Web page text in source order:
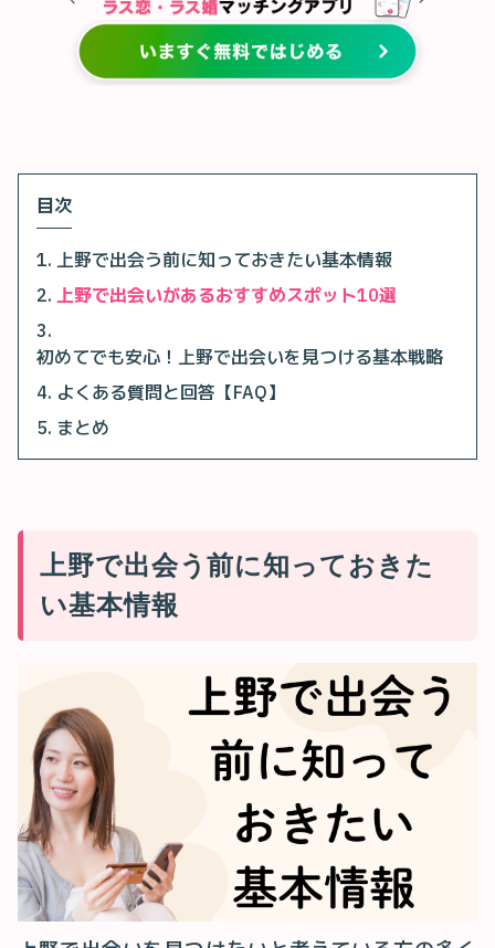
目次
上野で出会う前に知っておきたい基本情報
上野で出会いがあるおすすめスポット10選
初めてでも安心！上野で出会いを見つける基本戦略
よくある質問と回答【FAQ】
まとめ
上野で出会う前に知っておきた
い基本情報